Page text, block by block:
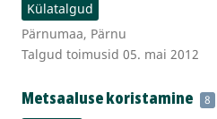
Külatalgud
Pärnumaa, Pärnu
Talgud toimusid 05. mai 2012
Metsaaluse koristamine 8